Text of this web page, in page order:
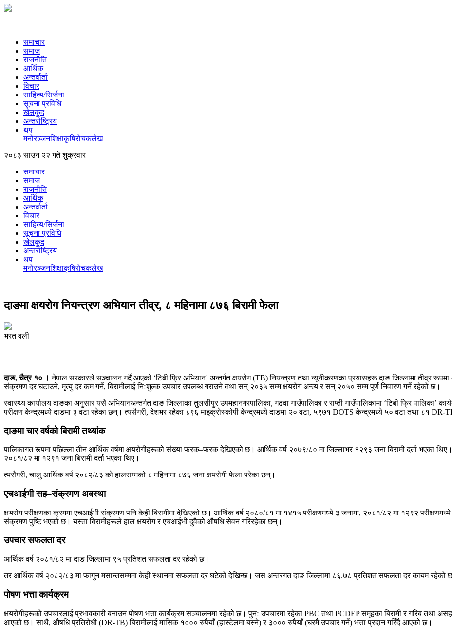
समाचार
समाज
राजनीति
आर्थिक
अन्तर्वार्ता
विचार
साहित्य/सिर्जना
सूचना प्रविधि
खेलकुद
अन्तर्राष्ट्रिय
थप
मनोरञ्‍जनशिक्षाकृषिरोचकलेख
२०८३ साउन २२ गते शुक्रवार
समाचार
समाज
राजनीति
आर्थिक
अन्तर्वार्ता
विचार
साहित्य/सिर्जना
सूचना प्रविधि
खेलकुद
अन्तर्राष्ट्रिय
थप
मनोरञ्‍जनशिक्षाकृषिरोचकलेख
दाङमा क्षयरोग नियन्त्रण अभियान तीव्र, ८ महिनामा ८७६ बिरामी फेला
भरत वली
दाङ, चैत्र १० । नेपाल सरकारले सञ्चालन गर्दै आएको ‘टिबी फ्रि अभियान’ अन्तर्गत क्षयरोग (TB) नियन्त्रण तथा न्यूनीकरणका प्रयासहरू दाङ जिल्लामा तीव्र
संक्रमण दर घटाउने, मृत्यु दर कम गर्ने, बिरामीलाई निःशुल्क उपचार उपलब्ध गराउने तथा सन् २०३५ सम्म क्षयरोग अन्त्य र सन् २०५० सम्म पूर्ण निवारण गर्ने रहेको छ।
स्वास्थ्य कार्यालय दाङका अनुसार यसै अभियानअन्तर्गत दाङ जिल्लाका तुलसीपुर उपमहानगरपालिका, गढवा गाउँपालिका र राप्ती गाउँपालिकामा ‘टिबी फ्रि
परीक्षण केन्द्रमध्ये दाङमा ३ वटा रहेका छन्। त्यसैगरी, देशभर रहेका ८९६ माइक्रोस्कोपी केन्द्रमध्ये दाङमा २० वटा, ५९७१ DOTS केन्द्रमध्ये ५० वटा तथा ८१ DR-
दाङमा चार वर्षको बिरामी तथ्यांक
पालिकागत रूपमा पछिल्ला तीन आर्थिक वर्षमा क्षयरोगीहरूको संख्या फरक–फरक देखिएको छ। आर्थिक वर्ष २०७९/८० मा जिल्लाभर १२९३ जना बिरामी दर्ता भएका
२०८१/८२ मा १२९१ जना बिरामी दर्ता भएका थिए।
त्यसैगरी, चालु आर्थिक वर्ष २०८२/८३ को हालसम्मको ८ महिनामा ८७६ जना क्षयरोगी फेला परेका छन्।
एचआईभी सह–संक्रमण अवस्था
क्षयरोग परीक्षणका क्रममा एचआईभी संक्रमण पनि केही बिरामीमा देखिएको छ। आर्थिक वर्ष २०८०/८१ मा १४१५ परीक्षणमध्ये ३ जनामा, २०८१/८२ मा १२९२
संक्रमण पुष्टि भएको छ। यस्ता बिरामीहरूले हाल क्षयरोग र एचआईभी दुवैको औषधि सेवन गरिरहेका छन्।
उपचार सफलता दर
आर्थिक वर्ष २०८१/८२ मा दाङ जिल्लामा ९५ प्रतिशत सफलता दर रहेको छ।
तर आर्थिक वर्ष २०८२/८३ मा फागुन मसान्तसम्ममा केही स्थानमा सफलता दर घटेको देखिन्छ। जस अन्तरगत दाङ जिल्लामा ८६.७८ प्रतिशत सफलता दर कायम रहेको
पोषण भत्ता कार्यक्रम
क्षयरोगीहरूको उपचारलाई प्रभावकारी बनाउन पोषण भत्ता कार्यक्रम सञ्चालनमा रहेको छ। पुनः उपचारमा रहेका PBC तथा PCDEP समूहका बिरामी र गरिब तथा
आएको छ। साथै, औषधि प्रतिरोधी (DR-TB) बिरामीलाई मासिक १००० रुपैयाँ (हास्टेलमा बस्ने) र ३००० रुपैयाँ (घरमै उपचार गर्ने) भत्ता प्रदान गरिँदै आएको छ।